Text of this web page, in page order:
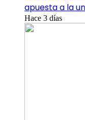
apuesta a la
Hace 3 días